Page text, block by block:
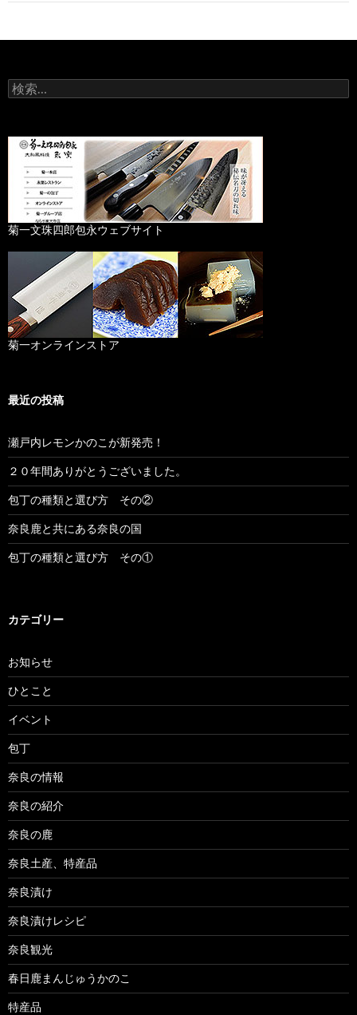
シ
ョ
ン
検
索
菊一文珠四郎包永ウェブサイト
菊一オンラインストア
最近の投稿
瀬戸内レモンかのこが新発売！
２０年間ありがとうございました。
包丁の種類と選び方 その②
奈良鹿と共にある奈良の国
包丁の種類と選び方 その①
カテゴリー
お知らせ
ひとこと
イベント
包丁
奈良の情報
奈良の紹介
奈良の鹿
奈良土産、特産品
奈良漬け
奈良漬けレシピ
奈良観光
春日鹿まんじゅうかのこ
特産品